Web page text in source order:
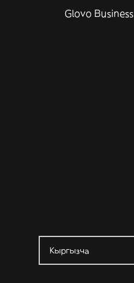
Glovo Business